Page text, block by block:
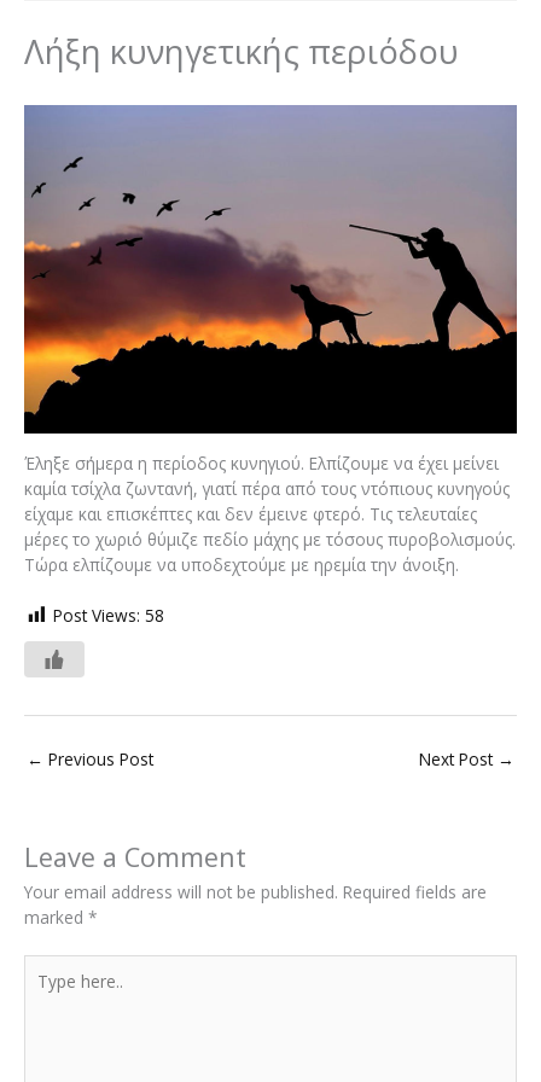
Λήξη κυνηγετικής περιόδου
Έληξε σήμερα η περίοδος κυνηγιού. Ελπίζουμε να έχει μείνει
καμία τσίχλα ζωντανή, γιατί πέρα από τους ντόπιους κυνηγούς
είχαμε και επισκέπτες και δεν έμεινε φτερό. Τις τελευταίες
μέρες το χωριό θύμιζε πεδίο μάχης με τόσους πυροβολισμούς.
Τώρα ελπίζουμε να υποδεχτούμε με ηρεμία την άνοιξη.
Post Views: 58
← Previous Post Next Post →
Leave a Comment
Your email address will not be published. Required fields are
marked *
here..